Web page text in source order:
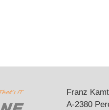
Franz
A-2380